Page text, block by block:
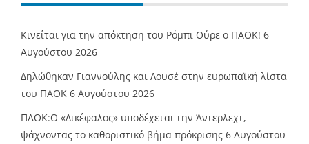
Κινείται για την απόκτηση του Ρόμπι Ούρε ο ΠΑΟΚ! 6
Αυγούστου 2026
Δηλώθηκαν Γιαννούλης και Λουσέ στην ευρωπαϊκή λίστα
του ΠΑΟΚ 6 Αυγούστου 2026
ΠΑΟΚ:Ο «Δικέφαλος» υποδέχεται την Άντερλεχτ,
ψάχνοντας το καθοριστικό βήμα πρόκρισης 6 Αυγούστου